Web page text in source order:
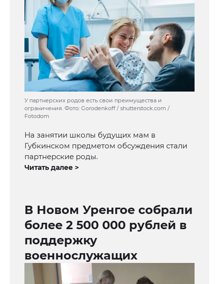
У партнерских родов есть свои преимущества и
ограничения. Фото: Gorodenkoff / shutterstock.com /
Fotodom
На занятии школы будущих мам в
Губкинском предметом обсуждения стали
партнерские роды.
Читать далее >
В Новом Уренгое собрали
более 2 500 000 рублей в
поддержку
военнослужащих